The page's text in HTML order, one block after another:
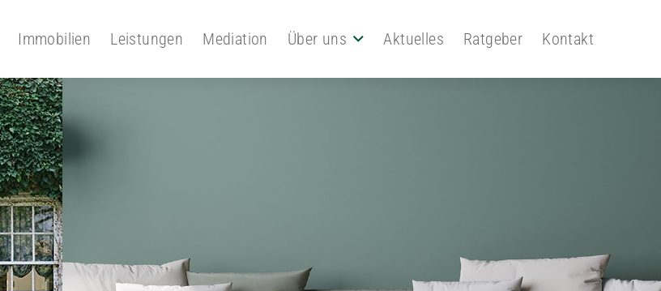
Immobilien Leistungen Mediation Über uns Aktuelles Ratgeber Kontakt